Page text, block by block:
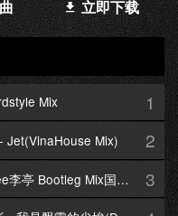
立即下载
Mix 1
Jet(VinaHouse Mix) 2
王宇宙Leto&乔浚丞 - 若月亮没来(Eltee李亭 Bootleg Mix国语合唱) 3